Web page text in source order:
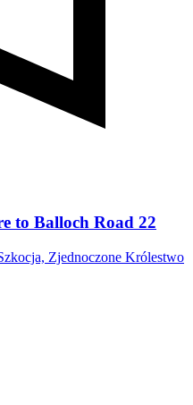
to Balloch Road 22
Zjednoczone Królestwo